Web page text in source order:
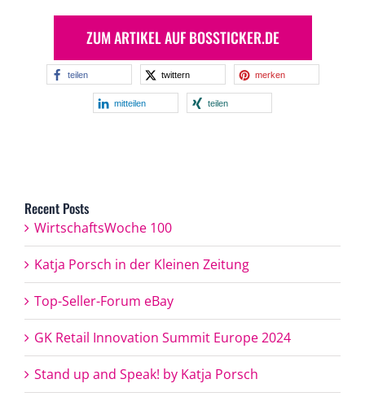
ZUM ARTIKEL AUF BOSSTICKER.DE
teilen twittern merken
mitteilen teilen
Recent Posts
WirtschaftsWoche 100
Katja Porsch in der Kleinen Zeitung
Top-Seller-Forum eBay
GK Retail Innovation Summit Europe 2024
Stand up and Speak! by Katja Porsch